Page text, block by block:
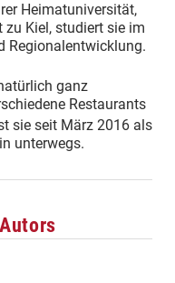
Heimatuniversität,
zu Kiel, studiert sie im
Regionalentwicklung.
ganz
Restaurants
sie seit März 2016 als
unterwegs.